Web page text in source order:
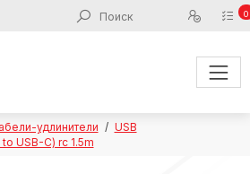
0
удлинители
USB
USB-C) rc 1.5m